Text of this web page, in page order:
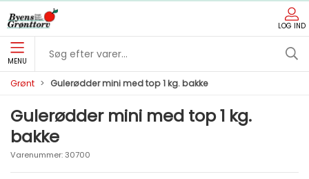
LOG IND
MENU
Grønt Gulerødder mini med top 1 kg. bakke
Gulerødder mini med top 1 kg.
bakke
Varenummer:30700